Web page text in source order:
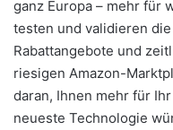
ganz Europa – mehr für
testen und validieren
Rabattangebote und
riesigen Amazon-
daran, Ihnen mehr für
neueste Technologie